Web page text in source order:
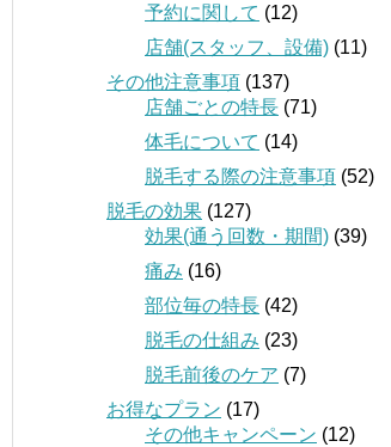
予約に関して (12)
店舗(スタッフ、設備) (11)
その他注意事項 (137)
店舗ごとの特長 (71)
体毛について (14)
脱毛する際の注意事項 (52)
脱毛の効果 (127)
効果(通う回数・期間) (39)
痛み (16)
部位毎の特長 (42)
脱毛の仕組み (23)
脱毛前後のケア (7)
お得なプラン (17)
その他キャンペーン (12)